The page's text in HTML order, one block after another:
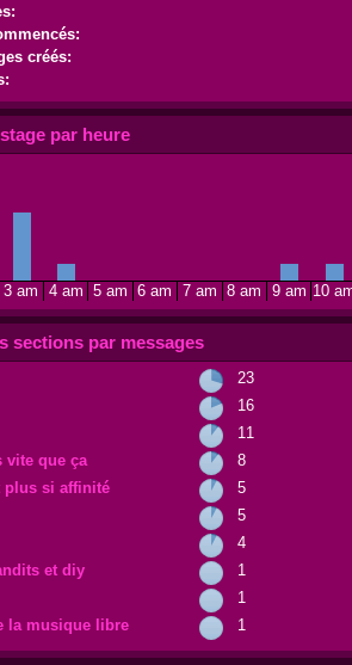
créés:
par heure
3 am 4 am 5 am 6 am 7 am 8 am 9 am 10
sections par messages
23
16
11
vite que ça
8
plus si affinité
5
5
4
et diy
1
1
la musique libre
1